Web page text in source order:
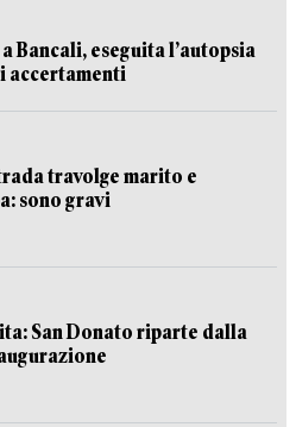
Bancali, eseguita l’autopsia
accertamenti
travolge marito e
sono gravi
San Donato riparte dalla